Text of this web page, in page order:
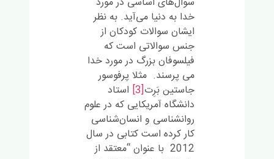
خدا به دنیا می‌آید. به نظر
ایشان سوالات کودکان از
جنس سوالاتی است که
فیلسوفان بزرگ در مورد خدا
می پرسند. مثلا پرفوسور
جاستین بَرِت[3]
استاد
دانشگاه آمریکایی که در علوم
روانشناسی و انسان‌شناسی
کار کرده است کتابی در سال
2012 با عنوان “معتقد از